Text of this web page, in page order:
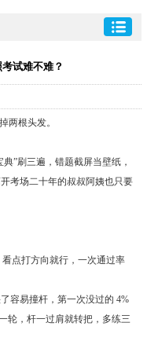
试难不难？
两根头发。
”刷三遍，错题截屏当壁纸，
考场二十年的叔叔阿姨也只要
点打方向就行，一次通过率
容易撞杆，第一次没过的 4%
轮，杆一过肩就转把，多练三